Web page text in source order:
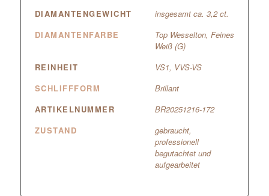
DIAMANTENGEWICHT
insgesamt ca. 3,2 ct.
DIAMANTENFARBE
Top Wesselton, Feines
Weiß (G)
REINHEIT
VS1, VVS-VS
SCHLIFFFORM
Brillant
ARTIKELNUMMER
BR20251216-172
ZUSTAND
gebraucht,
professionell
begutachtet und
aufgearbeitet